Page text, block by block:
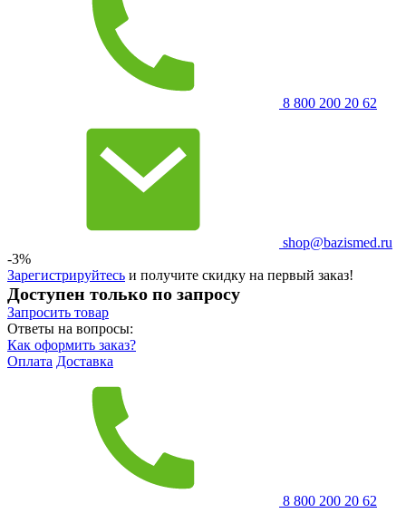
8 800 200 20 62
shop@bazismed.ru
-3%
Зарегистрируйтесь и получите скидку на первый заказ!
Доступен только по запросу
Запросить товар
Ответы на вопросы:
Как оформить заказ?
Оплата Доставка
8 800 200 20 62